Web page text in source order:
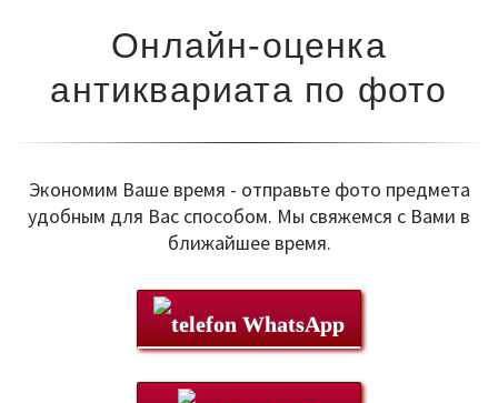
Онлайн-оценка
антиквариата по фото
Экономим Ваше время - отправьте фото предмета
удобным для Вас способом. Мы свяжемся с Вами в
ближайшее время.
WhatsApp